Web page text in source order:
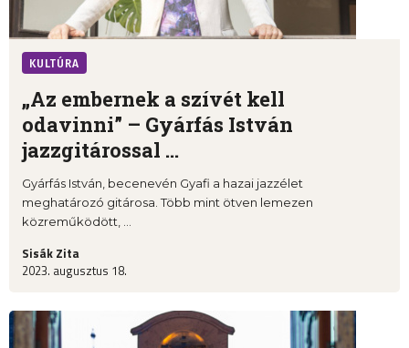
KULTÚRA
„Az embernek a szívét kell
odavinni” – Gyárfás István
jazzgitárossal ...
Gyárfás István, becenevén Gyafi a hazai jazzélet
meghatározó gitárosa. Több mint ötven lemezen
közreműködött, ...
Sisák Zita
2023. augusztus 18.